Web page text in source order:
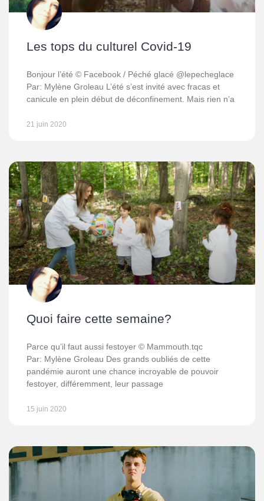
Les tops du culturel Covid-19
Bonjour l’été © Facebook / Péché glacé @lepecheglace
Par: Mylène Groleau L’été s’est invité avec fracas et
canicule en plein début de déconfinement. Mais rien n’a
21 juin 2020
Quoi faire cette semaine?
Parce qu’il faut aussi festoyer © Mammouth.tqc
Par: Mylène Groleau Des grands oubliés de cette
pandémie auront une chance incroyable de pouvoir
festoyer, différemment, leur passage
15 juin 2020